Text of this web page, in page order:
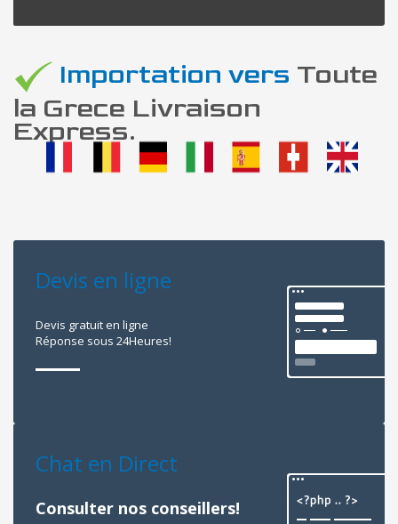
Importation vers Toute
la Grece Livraison
Express.
Devis en ligne
Devis gratuit en ligne
Réponse sous 24Heures!
Chat en Direct
Consulter nos conseillers!